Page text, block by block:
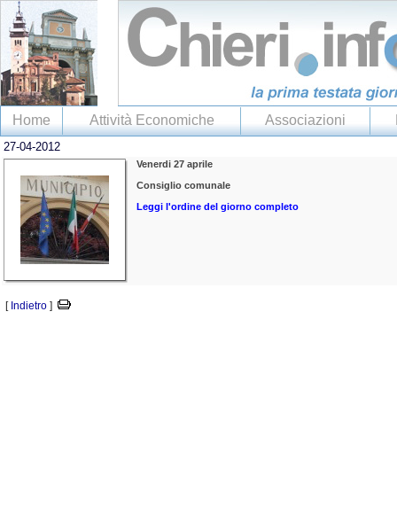
Home Attività Economiche Associazioni
27-04-2012
Venerdi 27 aprile
Consiglio comunale
Leggi l'ordine del giorno completo
[ Indietro ]